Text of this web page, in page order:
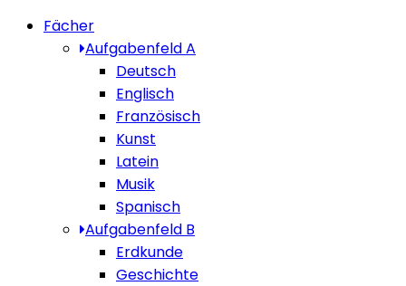
Fächer
Aufgabenfeld A
Deutsch
Englisch
Französisch
Kunst
Latein
Musik
Spanisch
Aufgabenfeld B
Erdkunde
Geschichte